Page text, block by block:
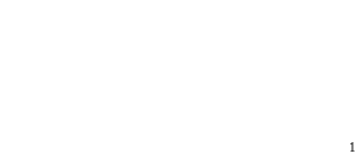
1